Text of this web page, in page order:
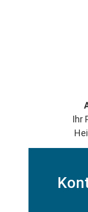
Ihr